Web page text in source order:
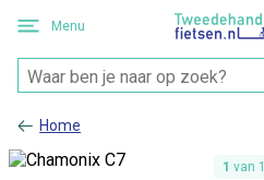
Menu
Home
1 van 1